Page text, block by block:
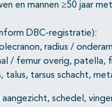
en mannen ≥50 jaar
DBC-registratie):
radius /
/ femur overig, patella,
tarsus schacht,
schedel,